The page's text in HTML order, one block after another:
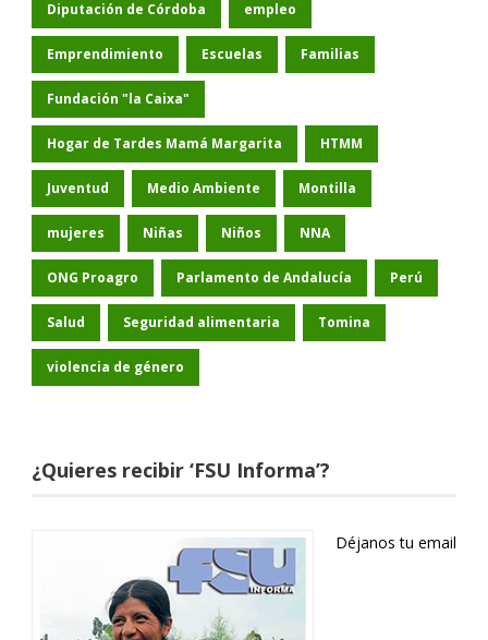
Diputación de Córdoba empleo
Emprendimiento Escuelas Familias
Fundación "la Caixa"
Hogar de Tardes Mamá Margarita HTMM
Juventud Medio Ambiente Montilla
mujeres Niñas Niños NNA
ONG Proagro Parlamento de Andalucía Perú
Salud Seguridad alimentaria Tomina
violencia de género
¿Quieres recibir ‘FSU Informa’?
Déjanos tu email